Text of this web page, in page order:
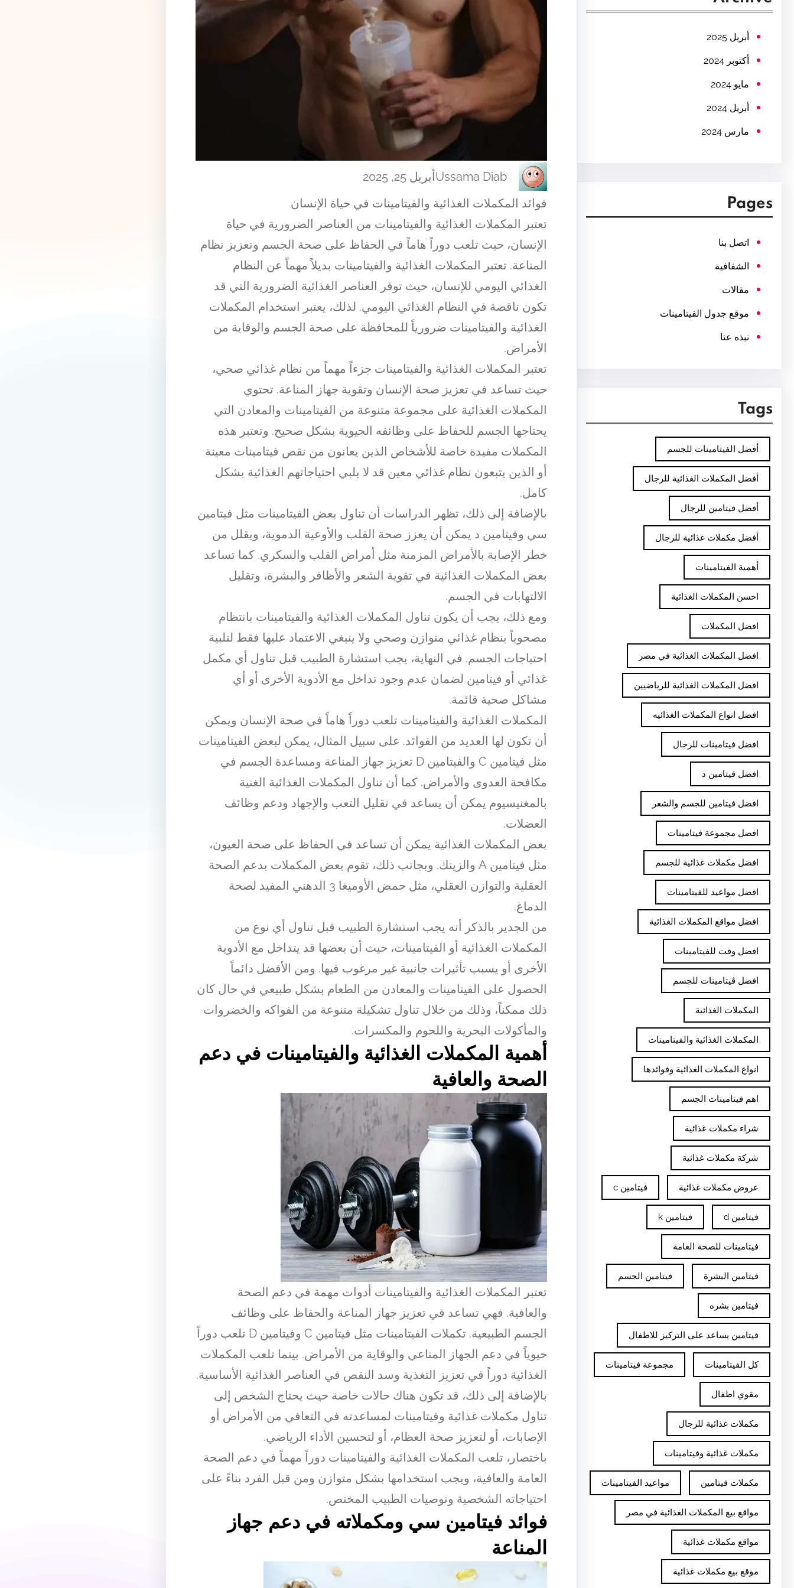
c
أبريل 2025
أكتوبر 2024
مايو 2024
أبريل 2024
مارس 2024
Pages
اتصل بنا
الشفافية
مقالات
موقع جدول الفيتامينات
نبذه عنا
Tags
أفضل الفيتامينات للجسم
أفضل المكملات الغذائية للرجال
أفضل فيتامين للرجال
أفضل مكملات غذائية للرجال
أهمية الفيتامينات
احسن المكملات الغذائية
افضل المكملات
افضل المكملات الغذائية في مصر
افضل المكملات الغذائية للرياضيين
افضل انواع المكملات الغذائيه
افضل فيتامينات للرجال
افضل فيتامين د
افضل فيتامين للجسم والشعر
افضل مجموعة فيتامينات
افضل مكملات غذائية للجسم
افضل مواعيد للفيتامينات
افضل مواقع المكملات الغذائية
افضل وقت للفيتامينات
افضل ڤيتامينات للجسم
المكملات الغذائية
المكملات الغذائية والفيتامينات
انواع المكملات الغذائية وفوائدها
اهم فيتامينات الجسم
شراء مكملات غذائية
شركة مكملات غذائية
عروض مكملات غذائية فيتامين c
فيتامين d فيتامين k
فيتامينات للصحة العامة
فيتامين البشرة فيتامين الجسم
فيتامين بشره
فيتامين يساعد على التركيز للاطفال
كل الفيتامينات مجموعة فيتامينات
مقوي اطفال
مكملات غذائية للرجال
مكملات غذائية وفيتامينات
مكملات فيتامين مواعيد الفيتامينات
مواقع بيع المكملات الغذائية في مصر
مواقع مكملات غذائية
موقع بيع مكملات غذائية
Ussama Diabأبريل 25, 2025
فوائد المكملات الغذائية والفيتامينات في حياة الإنسان
تعتبر المكملات الغذائية والفيتامينات من العناصر الضرورية في حياة
الإنسان، حيث تلعب دوراً هاماً في الحفاظ على صحة الجسم وتعزيز نظام
المناعة. تعتبر المكملات الغذائية والفيتامينات بديلاً مهماً عن النظام
الغذائي اليومي للإنسان، حيث توفر العناصر الغذائية الضرورية التي قد
تكون ناقصة في النظام الغذائي اليومي. لذلك، يعتبر استخدام المكملات
الغذائية والفيتامينات ضرورياً للمحافظة على صحة الجسم والوقاية من
الأمراض.
تعتبر المكملات الغذائية والفيتامينات جزءاً مهماً من نظام غذائي صحي،
حيث تساعد في تعزيز صحة الإنسان وتقوية جهاز المناعة. تحتوي
المكملات الغذائية على مجموعة متنوعة من الفيتامينات والمعادن التي
يحتاجها الجسم للحفاظ على وظائفه الحيوية بشكل صحيح. وتعتبر هذه
المكملات مفيدة خاصة للأشخاص الذين يعانون من نقص فيتامينات معينة
أو الذين يتبعون نظام غذائي معين قد لا يلبي احتياجاتهم الغذائية بشكل
كامل.
بالإضافة إلى ذلك، تظهر الدراسات أن تناول بعض الفيتامينات مثل فيتامين
سي وفيتامين د يمكن أن يعزز صحة القلب والأوعية الدموية، ويقلل من
خطر الإصابة بالأمراض المزمنة مثل أمراض القلب والسكري. كما تساعد
بعض المكملات الغذائية في تقوية الشعر والأظافر والبشرة، وتقليل
الالتهابات في الجسم.
ومع ذلك، يجب أن يكون تناول المكملات الغذائية والفيتامينات بانتظام
مصحوباً بنظام غذائي متوازن وصحي ولا ينبغي الاعتماد عليها فقط لتلبية
احتياجات الجسم. في النهاية، يجب استشارة الطبيب قبل تناول أي مكمل
غذائي أو فيتامين لضمان عدم وجود تداخل مع الأدوية الأخرى أو أي
مشاكل صحية قائمة.
المكملات الغذائية والفيتامينات تلعب دوراً هاماً في صحة الإنسان ويمكن
أن تكون لها العديد من الفوائد. على سبيل المثال، يمكن لبعض الفيتامينات
مثل فيتامين C والفيتامين D تعزيز جهاز المناعة ومساعدة الجسم في
مكافحة العدوى والأمراض. كما أن تناول المكملات الغذائية الغنية
بالمغنيسيوم يمكن أن يساعد في تقليل التعب والإجهاد ودعم وظائف
العضلات.
بعض المكملات الغذائية يمكن أن تساعد في الحفاظ على صحة العيون،
مثل فيتامين A والزينك. وبجانب ذلك، تقوم بعض المكملات بدعم الصحة
العقلية والتوازن العقلي، مثل حمض الأوميغا 3 الدهني المفيد لصحة
الدماغ.
من الجدير بالذكر أنه يجب استشارة الطبيب قبل تناول أي نوع من
المكملات الغذائية أو الفيتامينات، حيث أن بعضها قد يتداخل مع الأدوية
الأخرى أو يسبب تأثيرات جانبية غير مرغوب فيها. ومن الأفضل دائماً
الحصول على الفيتامينات والمعادن من الطعام بشكل طبيعي في حال كان
ذلك ممكناً، وذلك من خلال تناول تشكيلة متنوعة من الفواكه والخضروات
والمأكولات البحرية واللحوم والمكسرات.
أهمية المكملات الغذائية والفيتامينات في دعم
الصحة والعافية
تعتبر المكملات الغذائية والفيتامينات أدوات مهمة في دعم الصحة
والعافية. فهي تساعد في تعزيز جهاز المناعة والحفاظ على وظائف
الجسم الطبيعية. تكملات الفيتامينات مثل فيتامين C وفيتامين D تلعب دوراً
حيوياً في دعم الجهاز المناعي والوقاية من الأمراض. بينما تلعب المكملات
الغذائية دوراً في تعزيز التغذية وسد النقص في العناصر الغذائية الأساسية.
بالإضافة إلى ذلك، قد تكون هناك حالات خاصة حيث يحتاج الشخص إلى
تناول مكملات غذائية وفيتامينات لمساعدته في التعافي من الأمراض أو
الإصابات، أو لتعزيز صحة العظام، أو لتحسين الأداء الرياضي.
باختصار، تلعب المكملات الغذائية والفيتامينات دوراً مهماً في دعم الصحة
العامة والعافية، ويجب استخدامها بشكل متوازن ومن قبل الفرد بناءً على
احتياجاته الشخصية وتوصيات الطبيب المختص.
فوائد فيتامين سي ومكملاته في دعم جهاز
المناعة